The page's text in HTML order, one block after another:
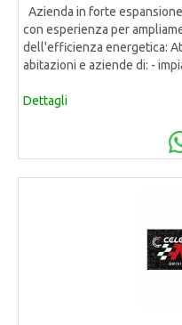
Azienda in forte
con esperienza per
dell'efficienza energetica:
abitazioni e aziende di: -
Dettagli